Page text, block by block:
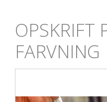
OPSKRIFT
FARVNING